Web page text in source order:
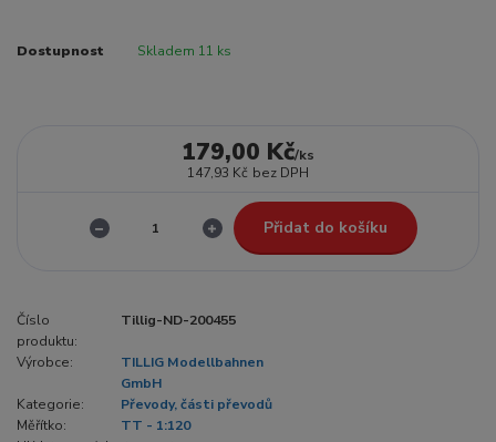
Dostupnost Skladem 11 ks
179,00 Kč/ks
147,93 Kč bez DPH
Přidat do košíku
Číslo
produktu:
Tillig-ND-200455
Výrobce:
TILLIG Modellbahnen
GmbH
Kategorie:
Převody, části převodů
Měřítko:
TT - 1:120